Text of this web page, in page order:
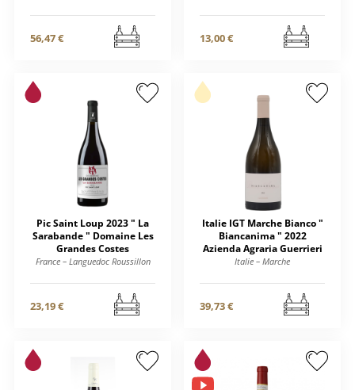
56,47 € 13,00 €
Pic Saint Loup 2023 " La
Sarabande " Domaine Les
Grandes Costes
France – Languedoc Roussillon
23,19 €
Italie IGT Marche Bianco "
Biancanima " 2022
Azienda Agraria Guerrieri
Italie – Marche
39,73 €